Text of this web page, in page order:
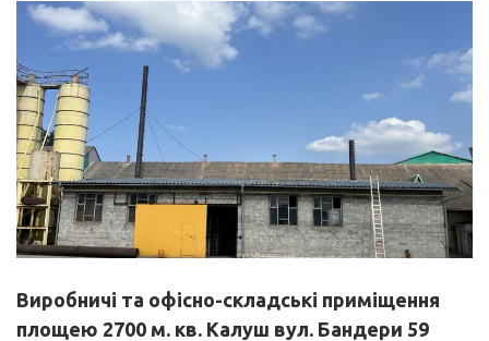
Виробничі та офісно-складські приміщення
площею 2700 м. кв. Калуш вул. Бандери 59